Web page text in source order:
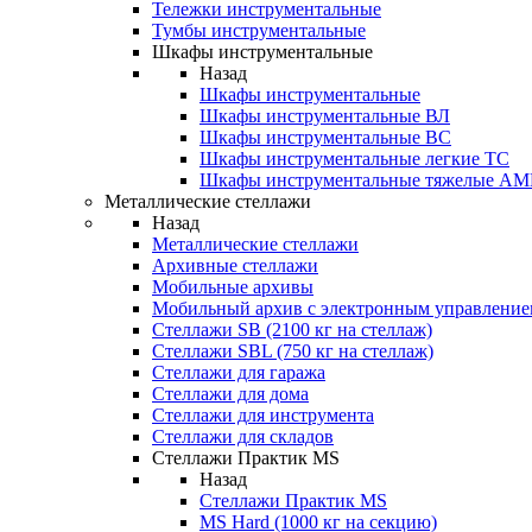
Тележки инструментальные
Тумбы инструментальные
Шкафы инструментальные
Назад
Шкафы инструментальные
Шкафы инструментальные ВЛ
Шкафы инструментальные ВС
Шкафы инструментальные легкие ТС
Шкафы инструментальные тяжелые
Металлические стеллажи
Назад
Металлические стеллажи
Архивные стеллажи
Мобильные архивы
Мобильный архив с электронным
Стеллажи SB (2100 кг на стеллаж)
Стеллажи SBL (750 кг на стеллаж)
Стеллажи для гаража
Стеллажи для дома
Стеллажи для инструмента
Стеллажи для складов
Стеллажи Практик MS
Назад
Стеллажи Практик MS
MS Hard (1000 кг на секцию)